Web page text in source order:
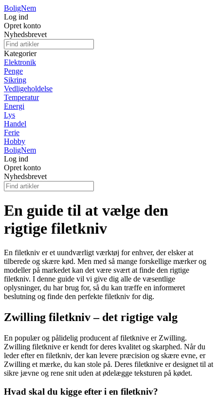
BoligNem
Log ind
Opret konto
Nyhedsbrevet
Kategorier
Elektronik
Penge
Sikring
Vedligeholdelse
Temperatur
Energi
Lys
Handel
Ferie
Hobby
BoligNem
Log ind
Opret konto
Nyhedsbrevet
En guide til at vælge den
rigtige filetkniv
En filetkniv er et uundværligt værktøj for enhver, der elsker at
tilberede og skære kød. Men med så mange forskellige mærker og
modeller på markedet kan det være svært at finde den rigtige
filetkniv. I denne guide vil vi give dig alle de væsentlige
oplysninger, du har brug for, så du kan træffe en informeret
beslutning og finde den perfekte filetkniv for dig.
Zwilling filetkniv – det rigtige valg
En populær og pålidelig producent af filetknive er Zwilling.
Zwilling filetknive er kendt for deres kvalitet og skarphed. Når du
leder efter en filetkniv, der kan levere præcision og skære evne, er
Zwilling et mærke, du kan stole på. Deres filetknive er designet til at
sikre jævne og rene snit uden at ødelægge teksturen på kødet.
Hvad skal du kigge efter i en filetkniv?